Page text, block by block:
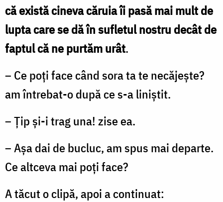
că există cineva căruia îi pasă mai mult de
lupta care se dă în sufletul nostru decât de
faptul că ne purtăm urât.
– Ce poți face când sora ta te necăjește?
am întrebat-o după ce s-a liniștit.
– Țip și-i trag una! zise ea.
– Așa dai de bucluc, am spus mai departe.
Ce altceva mai poți face?
A tăcut o clipă, apoi a continuat: